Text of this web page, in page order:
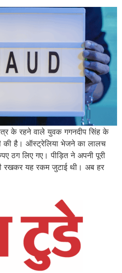
के रहने वाले युवक गगनदीप सिंह के
की है। ऑस्ट्रेलिया भेजने का लालच
ठग लिए गए। पीड़ित ने अपनी पूरी
रखकर यह रकम जुटाई थी। अब हर